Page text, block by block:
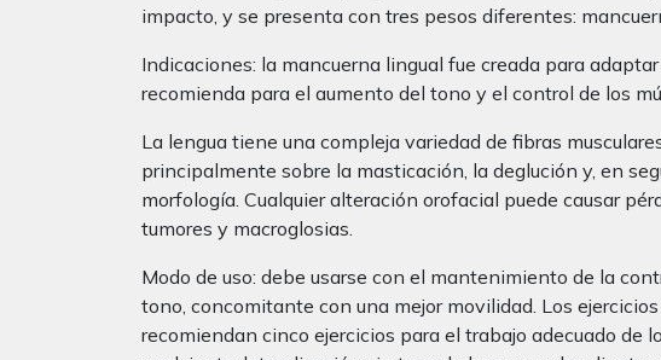
impacto, y se presenta con tres pesos diferentes:
Indicaciones: la mancuerna lingual fue creada para
recomienda para el aumento del tono y el control de los
La lengua tiene una compleja variedad de fibras
principalmente sobre la masticación, la deglución y, en
morfología. Cualquier alteración orofacial puede causar
tumores y macroglosias.
Modo de uso: debe usarse con el mantenimiento de la
tono, concomitante con una mejor movilidad. Los
recomiendan cinco ejercicios para el trabajo adecuado